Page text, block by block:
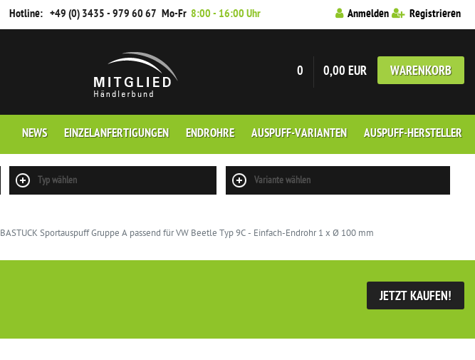
Hotline: +49 (0) 3435 - 979 60 67 Mo-Fr 8:00 - 16:00 Uhr Anmelden Registrieren
0 0,00 EUR WARENKORB
NEWS EINZELANFERTIGUNGEN ENDROHRE AUSPUFF-VARIANTEN AUSPUFF-HERSTELLER
Typ wählen Variante wählen
BASTUCK Sportauspuff Gruppe A passend für VW Beetle Typ 9C - Einfach-Endrohr 1 x Ø 100 mm
JETZT KAUFEN!